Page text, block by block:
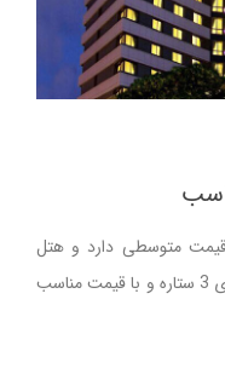
و سطح قیمت متوسطی دارد و هتل
های خانه سبز، سروش و پارمیدا از هتل های 3 ستاره و با قیمت مناسب